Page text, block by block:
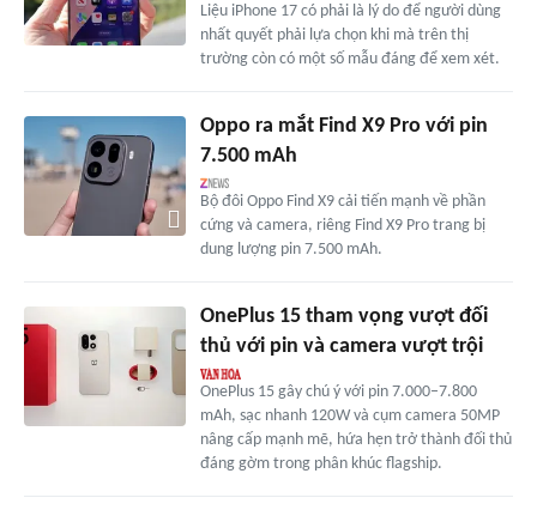
Liệu iPhone 17 có phải là lý do để người dùng
nhất quyết phải lựa chọn khi mà trên thị
trường còn có một số mẫu đáng để xem xét.
Oppo ra mắt Find X9 Pro với pin
7.500 mAh
Bộ đôi Oppo Find X9 cải tiến mạnh về phần
cứng và camera, riêng Find X9 Pro trang bị
dung lượng pin 7.500 mAh.
OnePlus 15 tham vọng vượt đối
thủ với pin và camera vượt trội
OnePlus 15 gây chú ý với pin 7.000–7.800
mAh, sạc nhanh 120W và cụm camera 50MP
nâng cấp mạnh mẽ, hứa hẹn trở thành đối thủ
đáng gờm trong phân khúc flagship.